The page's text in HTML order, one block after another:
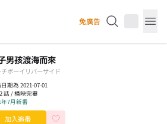
免廣告
男孩渡海而來
チボーイリバーサイド
期為 2021-07-01
話 / 播映完畢
年7月新番
加入追番